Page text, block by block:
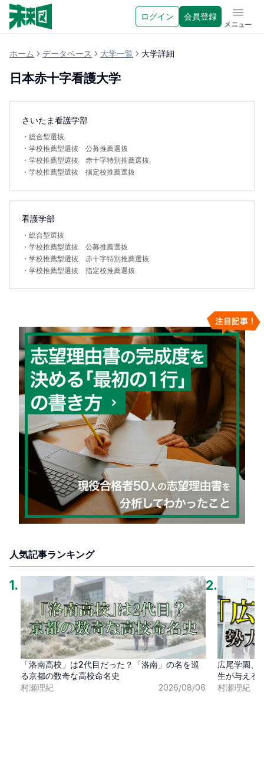
ログイン 会員登録 メニュ
ホーム データベース 大学一覧 大学詳細
日本赤十字看護大学
さいたま看護学部
・ 総合型選抜
・ 学校推薦型選抜 公募推薦選抜
・ 学校推薦型選抜 赤十字特別推薦選抜
・ 学校推薦型選抜 指定校推薦選抜
看護学部
・ 総合型選抜
・ 学校推薦型選抜 公募推薦選抜
・ 学校推薦型選抜 赤十字特別推薦選抜
・ 学校推薦型選抜 指定校推薦選抜
人気記事ランキング
1 .
「洛南高校」は2代目だった？「洛南」の名を巡
る京都の数奇な高校命名史
村瀬理紀
2026/08/06
2.
広尾学園、
生が与える
村瀬理紀